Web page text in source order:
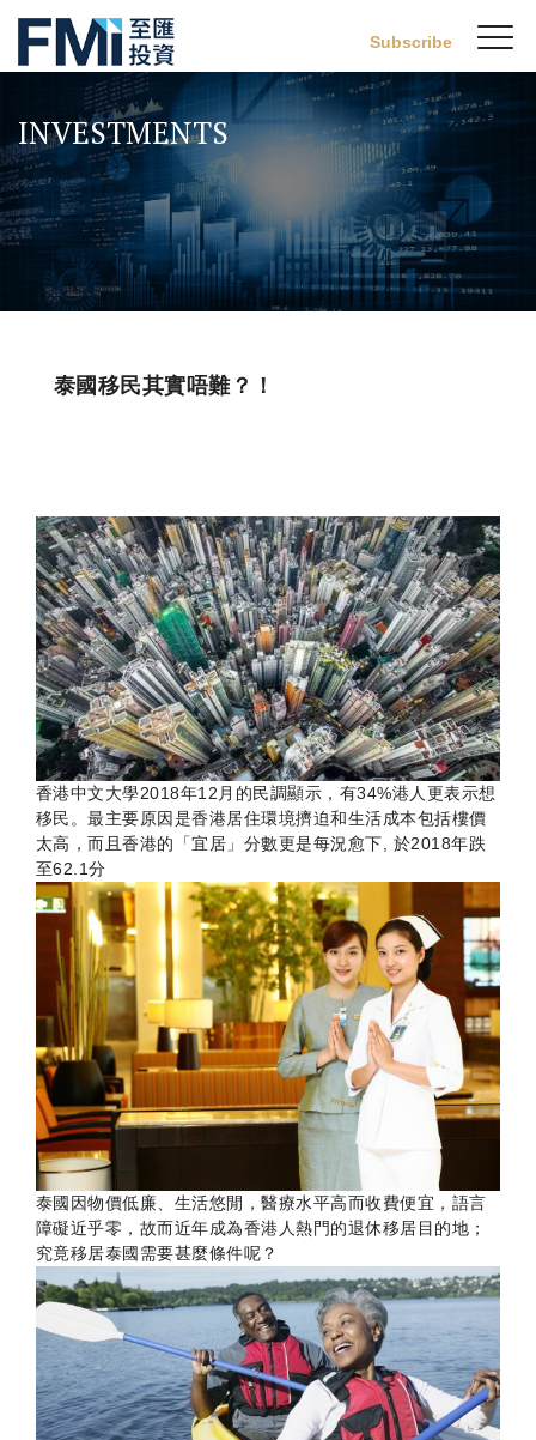
main
content
FMI
Subscribe
INVESTMENTS
泰國移民其實唔難？！
香港中文大學2018年12月的民調顯示，有34%港人更表示想
移民。最主要原因是香港居住環境擠迫和生活成本包括樓價
太高，而且香港的「宜居」分數更是每況愈下, 於2018年跌
至62.1分
泰國因物價低廉、生活悠閒，醫療水平高而收費便宜，語言
障礙近乎零，故而近年成為香港人熱門的退休移居目的地；
究竟移居泰國需要甚麼條件呢？